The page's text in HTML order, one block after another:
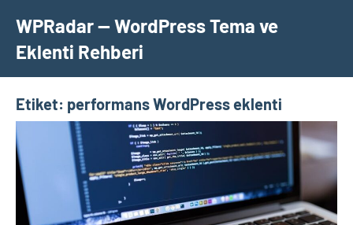
geçWPRadar — WordPress Tema ve
Eklenti Rehberi
Etiket: performans WordPress eklenti